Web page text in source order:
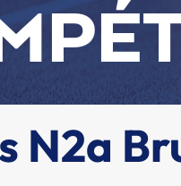
N2a